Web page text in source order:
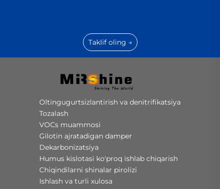
Taklif oling →
Oltingugurtsizlantirish va denitrifikatsiya
Tozalash
VOCs muammosi
Gilotin ajratadigan damper
Dekarbonizatsiya
Humus kislotasi ko'proq ishlab chiqarish
Chiqindilarni shinalar pirolizi
Ishlash va turli xulosa